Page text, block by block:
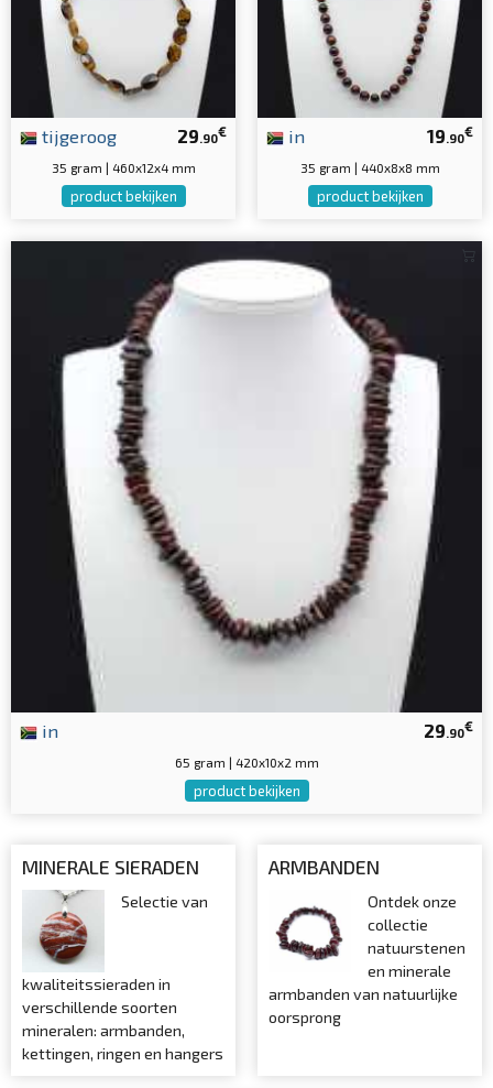
29.90€
tijgeroog
35 gram | 460x12x4 mm
product bekijken
19.90€
in
35 gram | 440x8x8 mm
product bekijken
29.90€
in
65 gram | 420x10x2 mm
product bekijken
MINERALE SIERADEN
Selectie van
kwaliteitssieraden in
verschillende soorten
mineralen: armbanden,
kettingen, ringen en hangers
ARMBANDEN
Ontdek onze
collectie
natuurstenen
en minerale
armbanden van natuurlijke
oorsprong